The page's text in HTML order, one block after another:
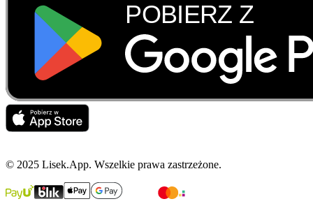
© 2025 Lisek.App. Wszelkie prawa zastrzeżone.